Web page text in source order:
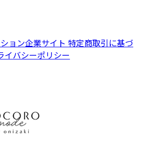
ョン企業サイト 特定商取引に基づ
イバシーポリシー